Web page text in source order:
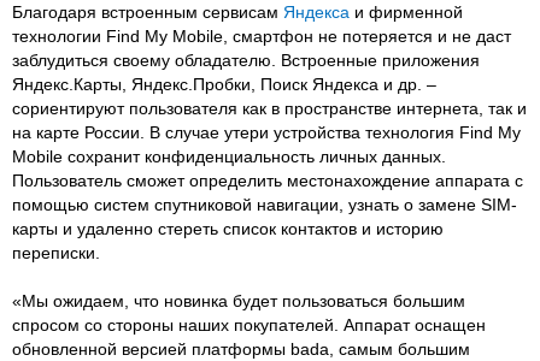
Благодаря встроенным сервисам Яндекса и фирменной
технологии Find My Mobile, смартфон не потеряется и не даст
заблудиться своему обладателю. Встроенные приложения
Яндекс.Карты, Яндекс.Пробки, Поиск Яндекса и др. –
сориентируют пользователя как в пространстве интернета, так и
на карте России. В случае утери устройства технология Find My
Mobile сохранит конфиденциальность личных данных.
Пользователь сможет определить местонахождение аппарата с
помощью систем спутниковой навигации, узнать о замене SIM-
карты и удаленно стереть список контактов и историю
переписки.
«Мы ожидаем, что новинка будет пользоваться большим
спросом со стороны наших покупателей. Аппарат оснащен
обновленной версией платформы bada, самым большим